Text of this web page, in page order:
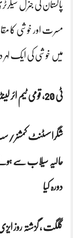
پاکستان کی جنرل
مسرت اور خوشی کا
میں خوشی کی ایک لہر
ٹی 20، قومی ٹیم ائر لینڈ کے خلاف اپنا دوسرا ٹی 20 میچ آج کھیلے گا
شگراسسٹنٹ کمشنر/
حالیہ سیلاب سے
دورہ کیا